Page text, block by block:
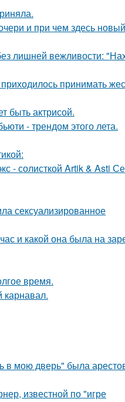
и при чем здесь
лишней вежливости:
принимать
быть актрисой.
- трендом этого лета.
- солисткой Artik & Asti
сексуализированное
и какой она была на
время.
карнавал.
в мою дверь" была
известной по "игре